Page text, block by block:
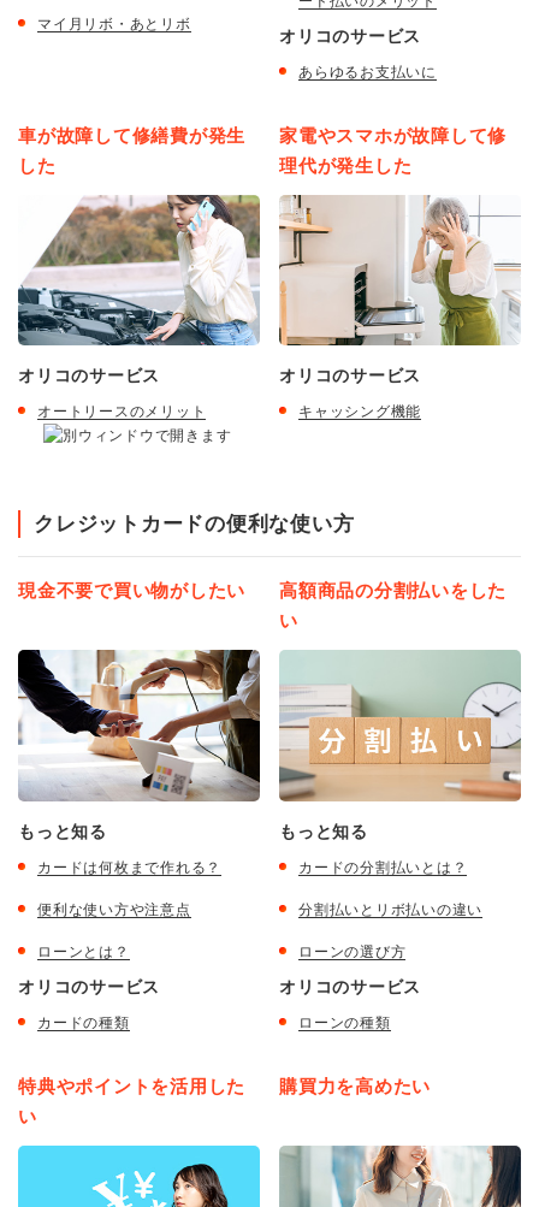
マイ月リボ・あとリボ
オリコのサービス
あらゆるお支払いに
車が故障して修繕費が発生
した
オリコのサービス
オートリースのメリット
家電やスマホが故障して修
理代が発生した
オリコのサービス
キャッシング機能
クレジットカードの便利な使い方
現金不要で買い物がしたい
もっと知る
カードは何枚まで作れる？
便利な使い方や注意点
ローンとは？
オリコのサービス
カードの種類
高額商品の分割払いをした
い
もっと知る
カードの分割払いとは？
分割払いとリボ払いの違い
ローンの選び方
オリコのサービス
ローンの種類
特典やポイントを活用した
い
購買力を高めたい